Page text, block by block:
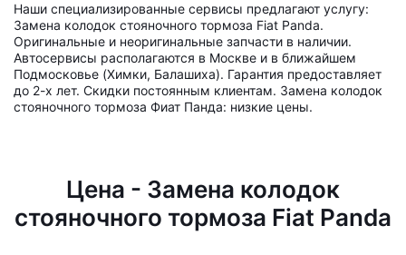
Наши специализированные сервисы предлагают услугу:
Замена колодок стояночного тормоза Fiat Panda.
Оригинальные и неоригинальные запчасти в наличии.
Автосервисы располагаются в Москве и в ближайшем
Подмосковье (Химки, Балашиха). Гарантия предоставляет
до 2-х лет. Скидки постоянным клиентам. Замена колодок
стояночного тормоза Фиат Панда: низкие цены.
Цена - Замена колодок
стояночного тормоза Fiat Panda